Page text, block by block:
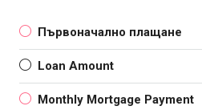
Първоначално плащане
Loan Amount
Monthly Mortgage Payment